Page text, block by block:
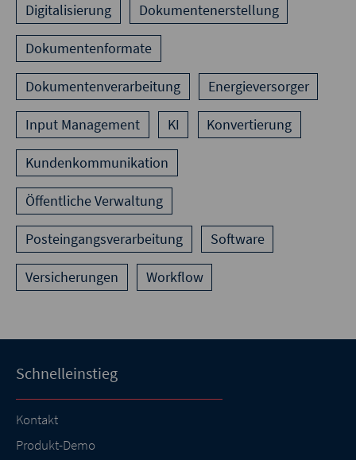
Digitalisierung Dokumentenerstellung
Dokumentenformate
Dokumentenverarbeitung Energieversorger
Input Management KI Konvertierung
Kundenkommunikation
Öffentliche Verwaltung
Posteingangsverarbeitung Software
Versicherungen Workflow
Schnelleinstieg
Kontakt
Produkt-Demo